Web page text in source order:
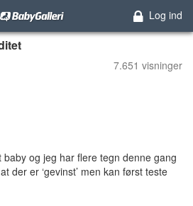
Log ind
7.651 visninger
og jeg har flere tegn denne gang
der er ‘gevinst’ men kan først teste